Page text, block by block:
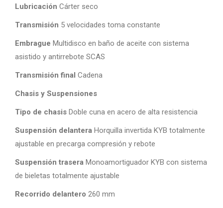
Lubricación Cárter seco
Transmisión 5 velocidades toma constante
Embrague Multidisco en baño de aceite con sistema
asistido y antirrebote SCAS
Transmisión final Cadena
Chasis y Suspensiones
Tipo de chasis Doble cuna en acero de alta resistencia
Suspensión delantera Horquilla invertida KYB totalmente
ajustable en precarga compresión y rebote
Suspensión trasera Monoamortiguador KYB con sistema
de bieletas totalmente ajustable
Recorrido delantero 260 mm